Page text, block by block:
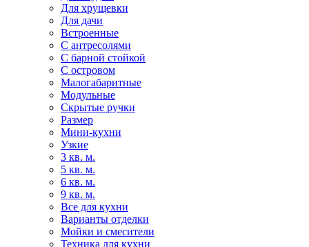
Для хрущевки
Для дачи
Встроенные
С антресолями
С барной стойкой
С островом
Малогабаритные
Модульные
Скрытые ручки
Размер
Мини-кухни
Узкие
3 кв. м.
5 кв. м.
6 кв. м.
9 кв. м.
Все для кухни
Варианты отделки
Мойки и смесители
Техника для кухни